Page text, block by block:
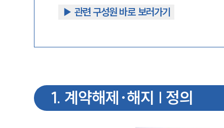
▶︎ 관련 구성원 바로 보러가기
1. 계약해제·해지 | 정의